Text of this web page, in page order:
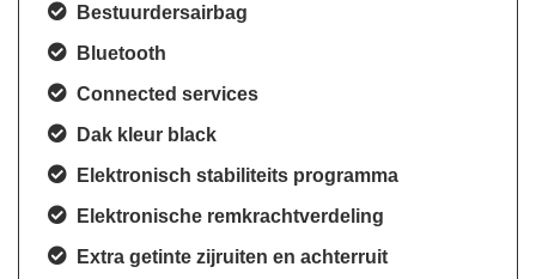
Bestuurdersairbag
Bluetooth
Connected services
Dak kleur black
Elektronisch stabiliteits programma
Elektronische remkrachtverdeling
Extra getinte zijruiten en achterruit